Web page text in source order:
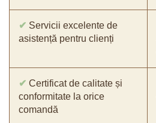
✔ Servicii excelente de
asistență pentru clienți
✔ Certificat de calitate și
conformitate la orice
comandă